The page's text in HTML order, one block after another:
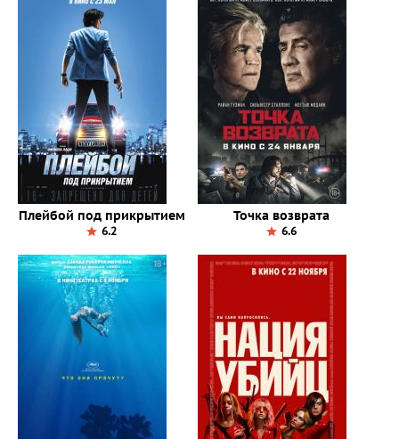
Плейбой под прикрытием
6.2
Точка возврата
6.6